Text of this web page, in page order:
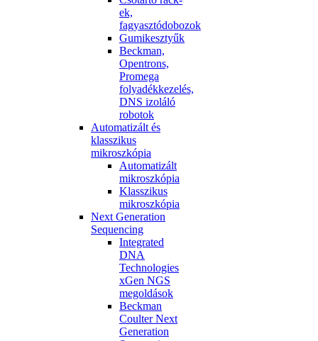
ek,
fagyasztódobozok
Gumikesztyűk
Beckman,
Opentrons,
Promega
folyadékkezelés,
DNS izoláló
robotok
Automatizált és
klasszikus
mikroszkópia
Automatizált
mikroszkópia
Klasszikus
mikroszkópia
Next Generation
Sequencing
Integrated
DNA
Technologies
xGen NGS
megoldások
Beckman
Coulter Next
Generation